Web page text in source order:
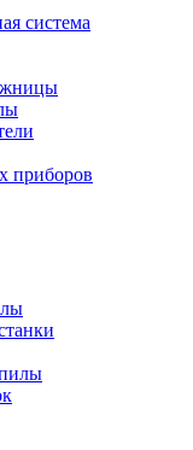
система
приборов